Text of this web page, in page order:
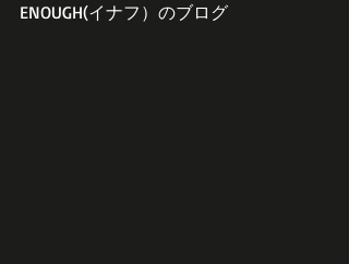
ENOUGH(イナフ）のブログ